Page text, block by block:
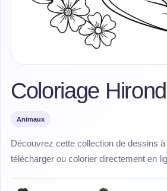
Coloriage
Animaux
Découvrez cette collection de dessins à
télécharger ou colorier directement en